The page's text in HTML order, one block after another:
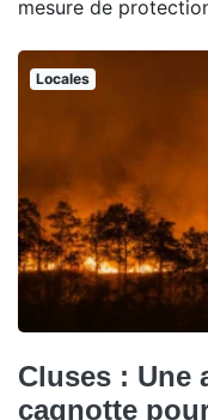
mesure de
Locales
Cluses : Une
cagnotte